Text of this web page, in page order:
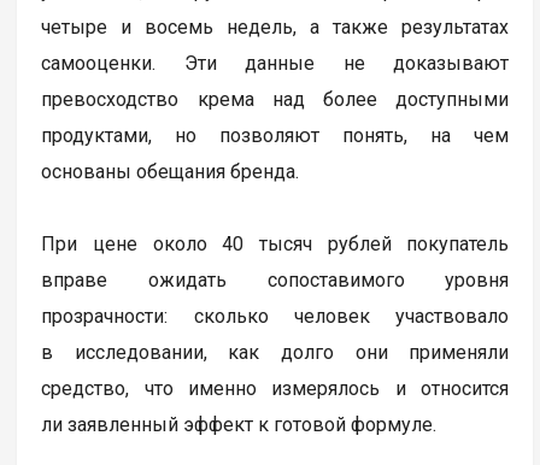
четыре и восемь недель, а также результатах
самооценки. Эти данные не доказывают
превосходство крема над более доступными
продуктами, но позволяют понять, на чем
основаны обещания бренда.
При цене около 40 тысяч рублей покупатель
вправе ожидать сопоставимого уровня
прозрачности: сколько человек участвовало
в исследовании, как долго они применяли
средство, что именно измерялось и относится
ли заявленный эффект к готовой формуле.